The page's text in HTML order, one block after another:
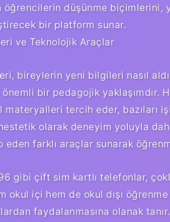
öğrencilerin düşünme biçimlerini,
bir platform sunar.
ve Teknolojik Araçlar
bireylerin yeni bilgileri nasıl
önemli bir pedagojik yaklaşımdır.
materyalleri tercih eder, bazıları
olarak deneyim yoluyla
eden farklı araçlar sunarak
gibi çift sim kartlı telefonlar,
okul içi hem de okul dışı
faydalanmasına olanak